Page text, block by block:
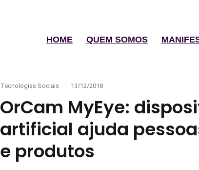
HOME QUEM SOMOS
Categories
Tecnologias Sociais
Posted
13/12/2018
OrCam MyEye:
artificial ajuda
e produtos